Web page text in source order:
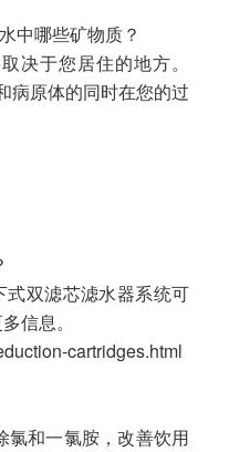
中哪些矿物质？
决于您居住的地方。
病原体的同时在您的过
双滤芯滤水器系统可
信息。
cartridges.html
氯和一氯胺，改善饮用